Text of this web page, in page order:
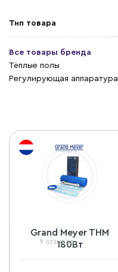
Тип товара
Все товары бренда
Тёплые полы
Регулирующая аппаратура
9 отзывов
Grand Meyer THM
180Вт